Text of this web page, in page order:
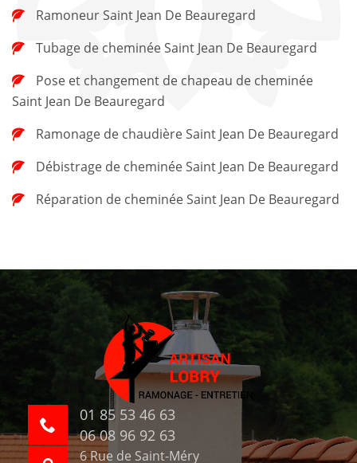
Ramoneur Saint Jean De Beauregard
Tubage de cheminée Saint Jean De Beauregard
Saint Jean De Beauregard
Ramonage de chaudière Saint Jean De Beauregard
Débistrage de cheminée Saint Jean De Beauregard
Réparation de cheminée Saint Jean De Beauregard
01 85 53 46 63
06 08 96 92 63
6 Rue de Saint-Méry